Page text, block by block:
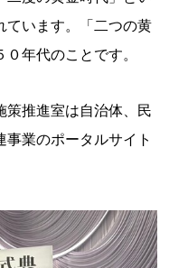
ています。「二つの黄
年代のことです。
推進室は自治体、民
業のポータルサイト